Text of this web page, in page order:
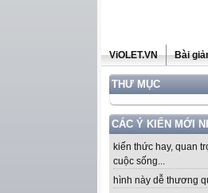
ViOLET.VN Bài
THƯ MỤC
CÁC Ý KIẾN MỚI
kiến thức hay, quan
cuộc sống...
hình này dễ thương